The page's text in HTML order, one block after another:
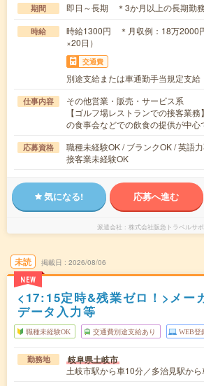
期間 即日～長期 ＊3か月以上の長期勤
時給
時給1300円 ＊月収例：18万2000
×20日）
交通費
別途支給または車通勤手当規定支給
仕事内容
その他営業・販売・サービス系
【ゴルフ場レストランでの接客業
の食事会などでの飲食の提供が中
応募資格
職種未経験OK / ブランクOK / 英語
接客業未経験OK
気になる! 応募へ進む
派遣会社 株式会社阪急トラベルサ
未読
NEW
掲載日 2026/08/06
<17:15定時&残業ゼロ！>メー
データ入力等
職種未経験OK 交通費別途支給あり WEB登
勤務地 岐阜県土岐市
土岐市駅から車10分／多治見駅か